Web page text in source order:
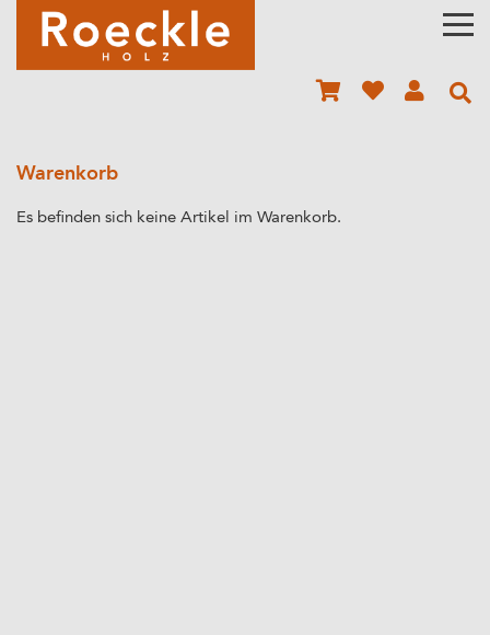
Warenkorb
Es befinden sich keine Artikel im Warenkorb.